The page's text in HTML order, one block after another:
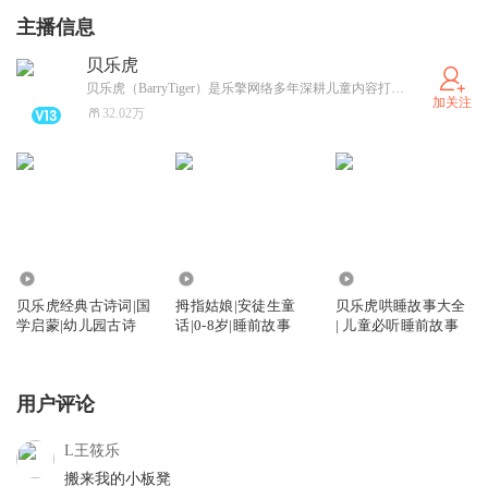
主播信息
贝乐虎
贝乐虎（BarryTiger）是乐擎网络多年深耕儿童内容打造的IP，包含儿歌、动画、原创音乐剧等。全网音乐收听超过500亿，视频播放超过1000亿，深受家长和宝宝们的喜爱。让每一个孩子快乐成长！快乐陪伴，寓教于乐。
32.02万
加关注
贝乐虎经典古诗词|国
学启蒙|幼儿园古诗
拇指姑娘|安徒生童
话|0-8岁|睡前故事
贝乐虎哄睡故事大全
| 儿童必听睡前故事
用户评论
L王筱乐
搬来我的小板凳